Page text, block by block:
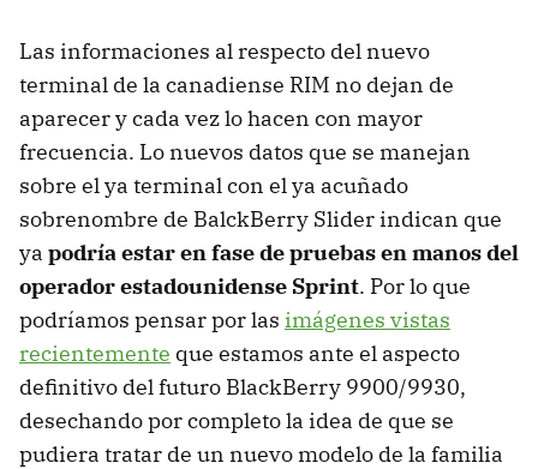
Las informaciones al respecto del nuevo
terminal de la canadiense RIM no dejan de
aparecer y cada vez lo hacen con mayor
frecuencia. Lo nuevos datos que se manejan
sobre el ya terminal con el ya acuñado
sobrenombre de BalckBerry Slider indican que
ya podría estar en fase de pruebas en manos del
operador estadounidense Sprint. Por lo que
podríamos pensar por las imágenes vistas
recientemente que estamos ante el aspecto
definitivo del futuro BlackBerry 9900/9930,
desechando por completo la idea de que se
pudiera tratar de un nuevo modelo de la familia